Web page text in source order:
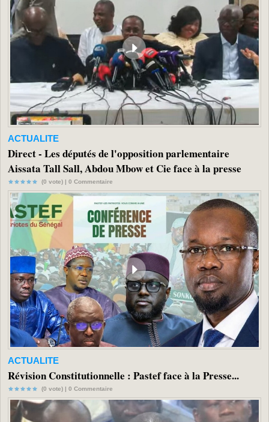
ACTUALITE
Direct - Les députés de l'opposition parlementaire
Aissata Tall Sall, Abdou Mbow et Cie face à la presse
(0 vote) | 0 Commentaire
ACTUALITE
Révision Constitutionnelle : Pastef face à la Presse...
(0 vote) | 0 Commentaire